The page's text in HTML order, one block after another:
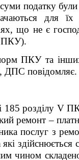
податку
для
що не є
ПКУ).
ПКУ та
ДПС повідомляє.
185 розділу V
ремонт –
послуг з
чином